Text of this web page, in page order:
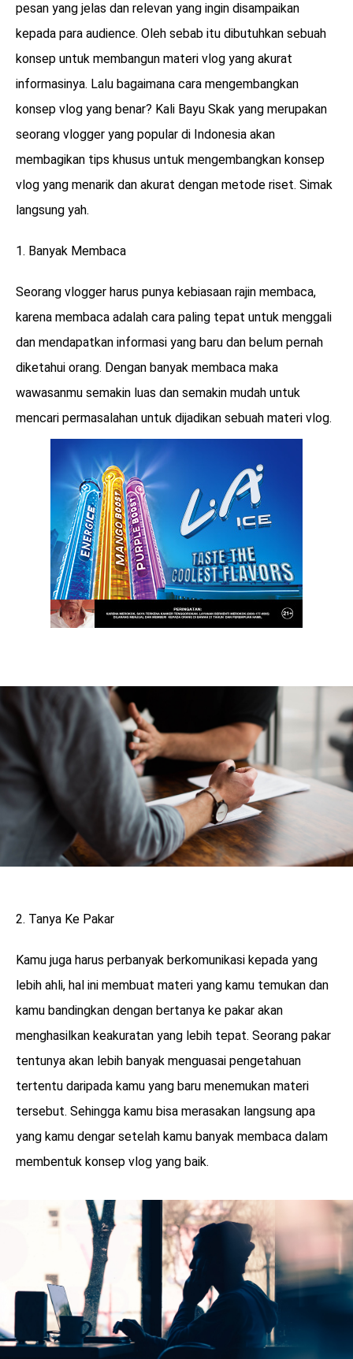
pesan yang jelas dan relevan yang ingin disampaikan
kepada para audience. Oleh sebab itu dibutuhkan sebuah
konsep untuk membangun materi vlog yang akurat
informasinya. Lalu bagaimana cara mengembangkan
konsep vlog yang benar? Kali Bayu Skak yang merupakan
seorang vlogger yang popular di Indonesia akan
membagikan tips khusus untuk mengembangkan konsep
vlog yang menarik dan akurat dengan metode riset. Simak
langsung yah.
Banyak Membaca
Seorang vlogger harus punya kebiasaan rajin membaca,
karena membaca adalah cara paling tepat untuk menggali
dan mendapatkan informasi yang baru dan belum pernah
diketahui orang. Dengan banyak membaca maka
wawasanmu semakin luas dan semakin mudah untuk
mencari permasalahan untuk dijadikan sebuah materi vlog.
Tanya Ke Pakar
Kamu juga harus perbanyak berkomunikasi kepada yang
lebih ahli, hal ini membuat materi yang kamu temukan dan
kamu bandingkan dengan bertanya ke pakar akan
menghasilkan keakuratan yang lebih tepat. Seorang pakar
tentunya akan lebih banyak menguasai pengetahuan
tertentu daripada kamu yang baru menemukan materi
tersebut. Sehingga kamu bisa merasakan langsung apa
yang kamu dengar setelah kamu banyak membaca dalam
membentuk konsep vlog yang baik.